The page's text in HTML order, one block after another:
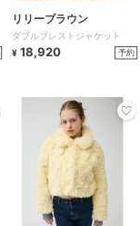
リリーブラウン
ダブルブレストジャケット
¥ 18,920 予約